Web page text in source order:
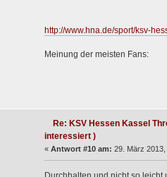
http://www.hna.de/sport/ksv-
Meinung der meisten Fans:
Re: KSV Hessen Kassel
interessiert )
« Antwort #10 am: 29. März